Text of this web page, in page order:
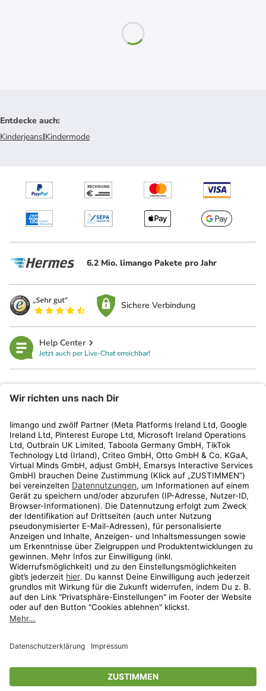
Entdecke auch:
Kinderjeans|Kindermode
6.2 Mio. limango Pakete pro Jahr
Sichere Verbindung
Help Center
Jetzt auch per Live-Chat erreichbar!
Kundenservice
Shop
Aktionen
Travel
* Streichpreise entsprechen der unverbindlichen Preisempfehlung des